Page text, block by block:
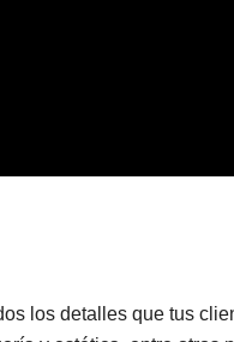
los detalles que tus